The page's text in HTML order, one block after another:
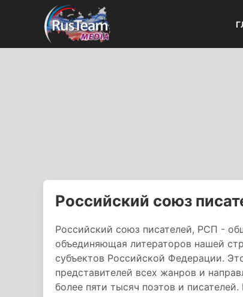
Российский союз
Российский союз писателей, РСП -
объединяющая литераторов нашей
субъектов Российской Федерации.
представителей всех жанров и
более пяти тысяч поэтов и